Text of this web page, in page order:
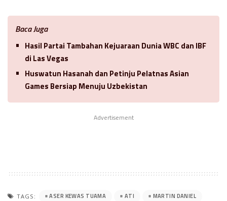
Baca Juga
Hasil Partai Tambahan Kejuaraan Dunia WBC dan IBF
di Las Vegas
Huswatun Hasanah dan Petinju Pelatnas Asian
Games Bersiap Menuju Uzbekistan
Advertisement
TAGS: ASER KEWAS TUAMA ATI
MARTIN DANIEL